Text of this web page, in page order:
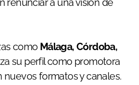
renunciar a una visión de
como Málaga, Córdoba,
su perfil como promotora
formatos y canales.